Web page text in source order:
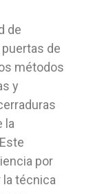
de
de
métodos
y
la
por
la técnica